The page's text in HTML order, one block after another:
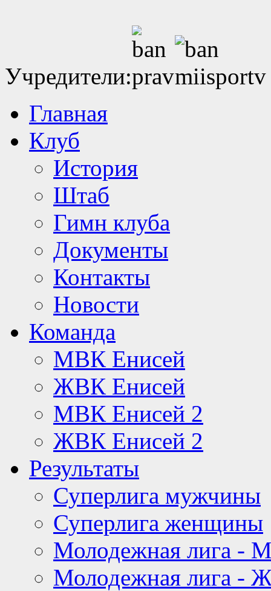
Учредители:
Главная
Клуб
История
Штаб
Гимн клуба
Документы
Контакты
Новости
Команда
МВК Енисей
ЖВК Енисей
МВК Енисей 2
ЖВК Енисей 2
Результаты
Суперлига мужчины
Суперлига женщины
Молодежная лига -
Молодежная лига -